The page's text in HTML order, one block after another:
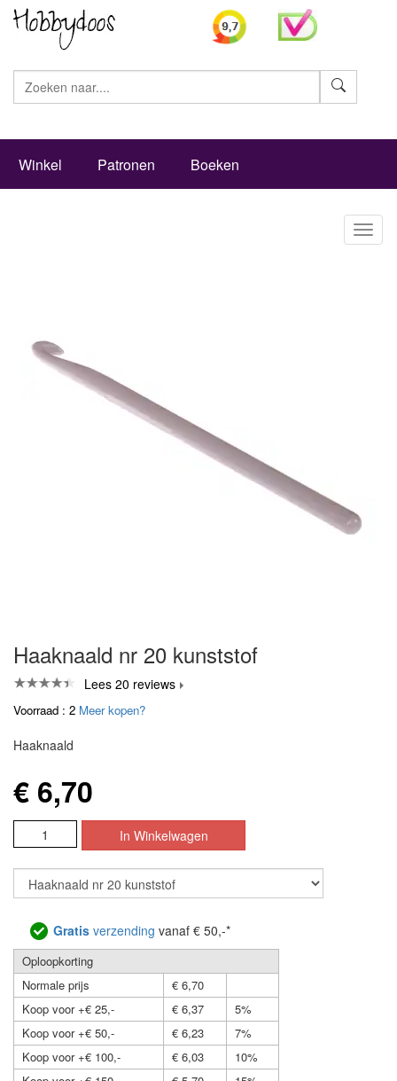
Winkel Patronen Boeken
Haaknaald nr 20 kunststof
Lees 20 reviews
Voorraad : 2 Meer kopen?
Haaknaald
€ 6,70
Gratis verzending vanaf € 50,-*
Oploopkorting
Normale prijs
€ 6,70
Koop voor +€ 25,-
€ 6,37
5%
Koop voor +€ 50,-
€ 6,23
7%
Koop voor +€ 100,-
€ 6,03
10%